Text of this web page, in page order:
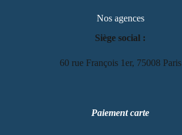
Nos agences
Siège social :
60 rue François 1er, 75008 Paris
Paiement carte